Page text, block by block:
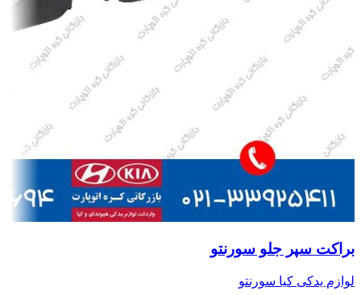
براکت سپر جلو سورنتو
لوازم یدکی کیا سورنتو